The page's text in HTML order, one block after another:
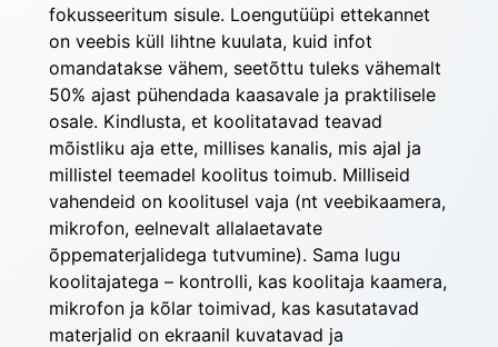
fokusseeritum sisule. Loengutüüpi ettekannet
on veebis küll lihtne kuulata, kuid infot
omandatakse vähem, seetõttu tuleks vähemalt
50% ajast pühendada kaasavale ja praktilisele
osale. Kindlusta, et koolitatavad teavad
mõistliku aja ette, millises kanalis, mis ajal ja
millistel teemadel koolitus toimub. Milliseid
vahendeid on koolitusel vaja (nt veebikaamera,
mikrofon, eelnevalt allalaetavate
õppematerjalidega tutvumine). Sama lugu
koolitajatega – kontrolli, kas koolitaja kaamera,
mikrofon ja kõlar toimivad, kas kasutatavad
materjalid on ekraanil kuvatavad ja